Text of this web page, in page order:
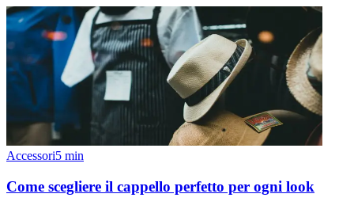
Accessori5 min
Come scegliere il cappello perfetto per ogni look